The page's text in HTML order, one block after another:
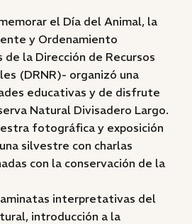
el Día del Animal, la
y Ordenamiento
la Dirección de Recursos
(DRNR)- organizó una
educativas y de disfrute
Natural Divisadero Largo.
fotográfica y exposición
silvestre con charlas
con la conservación de la
interpretativas del
introducción a la